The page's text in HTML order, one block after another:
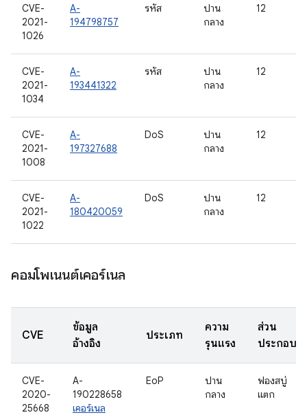
CVE-
2021-
1026
A-
194798757
รหัส
ปาน
กลาง
12
CVE-
2021-
1034
A-
193441322
รหัส
ปาน
กลาง
12
CVE-
2021-
1008
A-
197327688
DoS
ปาน
กลาง
12
CVE-
2021-
1022
A-
180420059
DoS
ปาน
กลาง
12
คอมโพเนนต์เคอร์เนล
CVE
ข้อมูล
อ้างอิง
ประเภท
ความ
รุนแรง
ส่วน
ประกอบ
CVE-
2020-
25668
A-
190228658
เคอร์เนล
EoP
ปาน
กลาง
ฟองสบู่
แตก